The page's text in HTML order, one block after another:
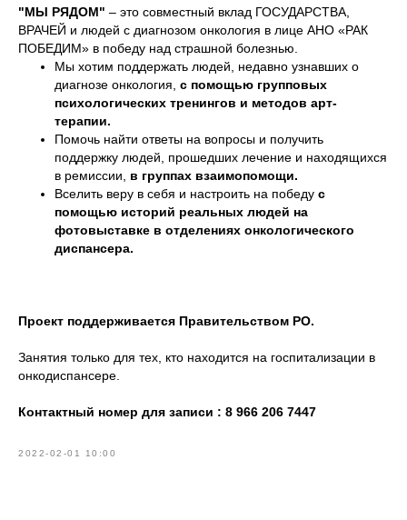
"МЫ РЯДОМ" – это совместный вклад ГОСУДАРСТВА,
ВРАЧЕЙ и людей с диагнозом онкология в лице АНО «РАК
ПОБЕДИМ» в победу над страшной болезнью.
Мы хотим поддержать людей, недавно узнавших о
диагнозе онкология, с помощью групповых
психологических тренингов и методов арт-
терапии.
Помочь найти ответы на вопросы и получить
поддержку людей, прошедших лечение и находящихся
в ремиссии, в группах взаимопомощи.
Вселить веру в себя и настроить на победу с
помощью историй реальных людей на
фотовыставке в отделениях онкологического
диспансера.
Проект поддерживается Правительством РО.
Занятия только для тех, кто находится на госпитализации в
онкодиспансере.
Контактный номер для записи : 8 966 206 7447
2022-02-01 10:00